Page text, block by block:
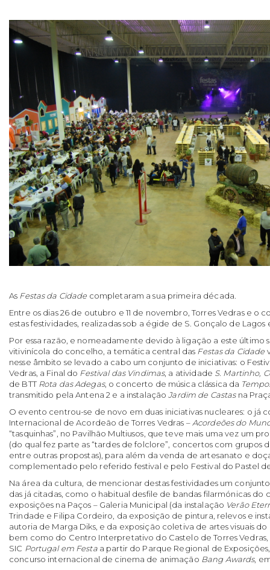
As Festas da Cidade completaram a sua primeira década.
Entre os dias 26 de outubro e 11 de novembro, Torres Vedras e o
estas festividades, realizadas sob a égide de S. Gonçalo de Lagos
Por essa razão, e nomeadamente devido à ligação a este último
vitivinícola do concelho, a temática central das Festas da Cidade
nesse âmbito se levado a cabo um conjunto de iniciativas: o
Vedras, a Final do Festival das Vindimas, a atividade S. Martinho,
de BTT Rota das Adegas, o concerto de música clássica da
transmitido pela Antena 2 e a instalaçãoJardim de Castasna
O evento centrou-se de novo em duas iniciativas nucleares: o já
Internacional de Acordeão de Torres Vedras – Acordeões do
“tasquinhas”, no Pavilhão Multiusos, que teve mais uma vez um
(do qual fez parte as “tardes de folclore”, concertos com grupos
entre outras propostas), para além da venda de artesanato e
complementado pelo referido festival e pelo Festival do Pastel
Na área da cultura, de mencionar destas festividades um
das já citadas, como o habitual desfile de bandas filarmónicas do
exposições na Paços – Galeria Municipal (da instalação Verão
Trindade e Filipa Cordeiro, da exposição de pintura, relevos e
autoria de Marga Diks, e da exposição coletiva de artes visuais
bem como do Centro Interpretativo do Castelo de Torres
SIC Portugal em Festaa partir do Parque Regional de
concurso internacional de cinema de animação Bang Awards,